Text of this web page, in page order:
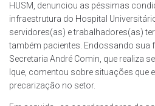
HUSM, denunciou as péssimas
infraestrutura do Hospital
servidores(as) e trabalhadores(as)
também pacientes. Endossando sua
Secretaria André Comin, que realiza
Ique, comentou sobre situações que
precarização no setor.